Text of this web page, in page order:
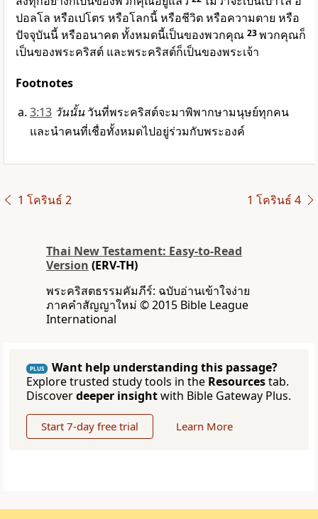
ปอลโล หรือเปโตร หรือโลกนี้ หรือชีวิต หรือความตาย หรือ
ปัจจุบันนี้ หรืออนาคต ทั้งหมดนี้เป็นของพวกคุณ 23พวกคุณก็
เป็นของพระคริสต์ และพระคริสต์ก็เป็นของพระเจ้า
Footnotes
3:13 วันนั้น วันที่พระคริสต์จะมาพิพากษามนุษย์ทุกคน
และนำคนที่เชื่อทั้งหมดไปอยู่ร่วมกับพระองค์
1 โครินธ์ 2 1 โครินธ์ 4
Thai New Testament: Easy-to-Read
Version (ERV-TH)
พระคริสตธรรมคัมภีร์: ฉบับอ่านเข้าใจง่าย
ภาคคำสัญญาใหม่ © 2015 Bible League
International
PLUS
Want help understanding this passage?
Explore trusted study tools in the Resourcestab.
Discoverdeeper insightwith Bible Gateway Plus.
Start 7-day free trial Learn More